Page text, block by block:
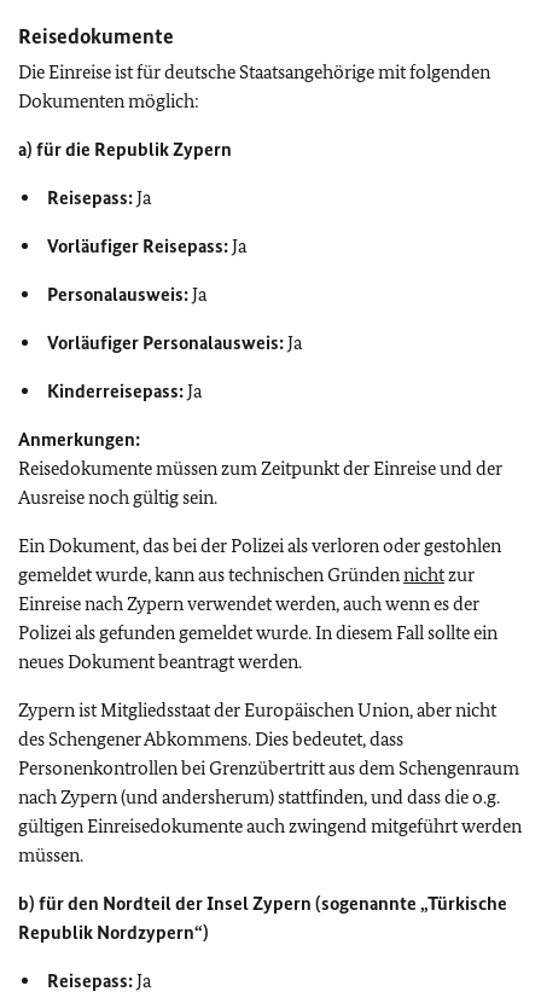
Reisedokumente
Die Einreise ist für deutsche Staatsangehörige mit folgenden
Dokumenten möglich:
a) für die Republik Zypern
Reisepass:Ja
Vorläufiger Reisepass:Ja
Personalausweis:Ja
Vorläufiger Personalausweis:Ja
Kinderreisepass:Ja
Anmerkungen:
Reisedokumente müssen zum Zeitpunkt der Einreise und der
Ausreise noch gültig sein.
Ein Dokument, das bei der Polizei als verloren oder gestohlen
gemeldet wurde, kann aus technischen Gründennichtzur
Einreise nach Zypern verwendet werden, auch wenn es der
Polizei als gefunden gemeldet wurde. In diesem Fall sollte ein
neues Dokument beantragt werden.
Zypern ist Mitgliedsstaat der Europäischen Union, aber nicht
des Schengener Abkommens. Dies bedeutet, dass
Personenkontrollen bei Grenzübertritt aus dem Schengenraum
nach Zypern (und andersherum) stattfinden, und dass die o.g.
gültigen Einreisedokumente auch zwingend mitgeführt werden
müssen.
b) für den Nordteil der Insel Zypern (sogenannte „Türkische
Republik Nordzypern“)
Reisepass:Ja